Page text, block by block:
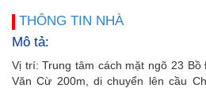
THÔNG TIN NHÀ
Mô tả:
Vị trí: Trung tâm cách mặt ngõ 23
Văn Cừ 200m, di chuyển lên cầu